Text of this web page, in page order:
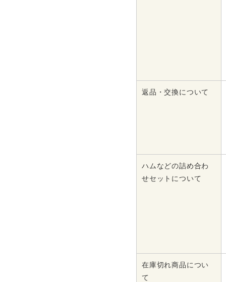
返品・交換について
ハムなどの詰め合わ
せセットについて
在庫切れ商品につい
て